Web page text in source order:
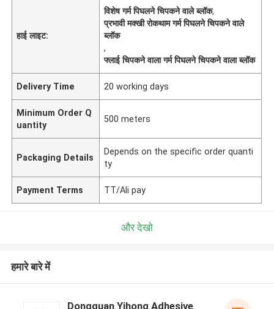
हाई लाइट:
विशेष गर्म पिघलने चिपकने वाले ब्लॉक,
प्रभावी मक्खी रोकथाम गर्म पिघलने चिपकने वाले
ब्लॉक
,
फ्लाई चिपकने वाला गर्म पिघलने चिपकने वाला ब्लॉक
Delivery Time 20 working days
Minimum Order Q
uantity
500 meters
Packaging Details
Depends on the specific order quanti
ty
Payment Terms TT/Ali pay
और देखो
हमारे बारे में
Dongguan Yihong Adhesive